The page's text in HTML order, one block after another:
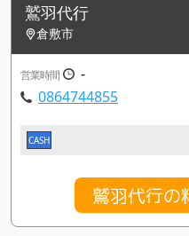
鷲羽代行
倉敷市
営業時間
-
0864744855
CASH
鷲羽代行の